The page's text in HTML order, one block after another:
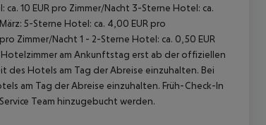
10 EUR pro Zimmer/Nacht 3-Sterne Hotel: ca.
5-Sterne Hotel: ca. 4,00 EUR pro
Zimmer/Nacht 1 - 2-Sterne Hotel: ca. 0,50 EUR
am Ankunftstag erst ab der offiziellen
Hotels am Tag der Abreise einzuhalten. Bei
am Tag der Abreise einzuhalten. Früh-Check-In
Team hinzugebucht werden.